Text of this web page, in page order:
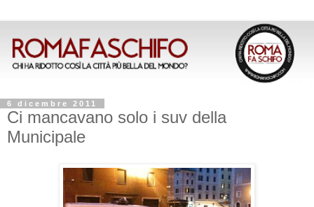
6 dicembre 2011
Ci mancavano solo i suv della
Municipale